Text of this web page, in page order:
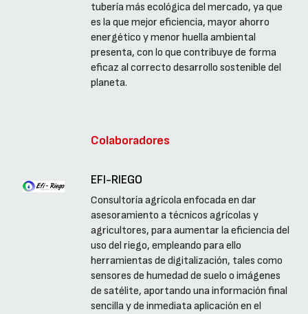
tubería más ecológica del mercado, ya que
es la que mejor eficiencia, mayor ahorro
energético y menor huella ambiental
presenta, con lo que contribuye de forma
eficaz al correcto desarrollo sostenible del
planeta.
Colaboradores
EFI-RIEGO
Consultoría agrícola enfocada en dar
asesoramiento a técnicos agrícolas y
agricultores, para aumentar la eficiencia del
uso del riego, empleando para ello
herramientas de digitalización, tales como
sensores de humedad de suelo o imágenes
de satélite, aportando una información final
sencilla y de inmediata aplicación en el